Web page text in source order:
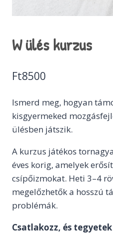
W ülés kurzus
Ft8500
Ismerd meg, hogyan
kisgyermeked
ülésben játszik.
A kurzus játékos
éves korig, amelyek
csípőizmokat. Heti 3–4
megelőzhetők a hosszú
problémák.
Csatlakozz, és